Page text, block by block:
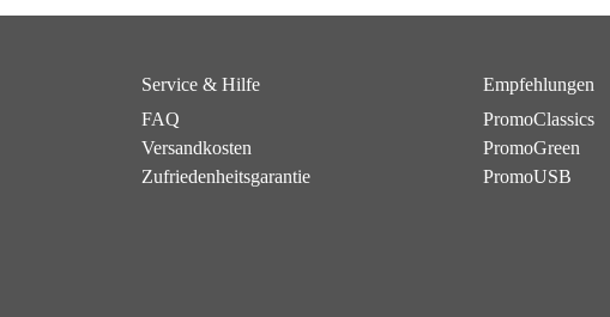
Service & Hilfe
FAQ
Versandkosten
Zufriedenheitsgarantie
Empfehlungen
PromoClassics
PromoGreen
PromoUSB